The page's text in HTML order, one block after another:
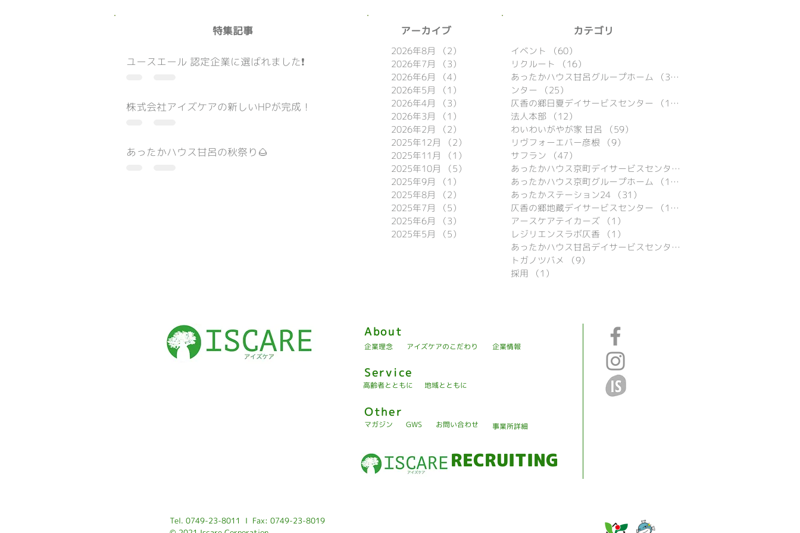
​特集記事
ユースエール 認定企業に選ばれました❗️
株式会社アイズケアの新しいHPが完成！
あったかハウス甘呂の秋祭り🌰
​アーカイブ
2026年8月 （2）
2026年7月
（3）
2026年6月
（4）
2026年5月
（1）
2026年4月
（3）
2026年3月
（1）
2026年2月
（2）
2025年12月
（2）
2025年11月
（1）
2025年10月
（5）
2025年9月
（1）
2025年8月
（2）
2025年7月
（5）
2025年6月
（3）
2025年5月
（5）
​カテゴリ
イベント （60）
リクルート
（16）
あったかハウス甘呂グループホーム
（39）
ンター
（25）
仄香の郷日夏デイサービスセンター
（15）
法人本部
（12）
わいわいがやが家 甘呂
（59）
リヴフォーエバー彦根
（9）
サフラン
（47）
あったかハウス京町デイサービスセンター
あったかハウス京町グループホーム
（16）
あったかステーション24
（31）
仄香の郷地蔵デイサービスセンター
（16）
アースケアテイカーズ
（1）
レジリエンスラボ仄香
（1）
あったかハウス甘呂デイサービスセンター
トガノツバメ
（9）
採用
（1）
About
企業理念 アイズケアのこだわり 企業情報
Service
高齢者とともに 地域とともに
Other
マガジン GWS お問い合わせ
RECRUITING
事業所詳細
Tel. 0749-23-8011 I Fax: 0749-23-8019